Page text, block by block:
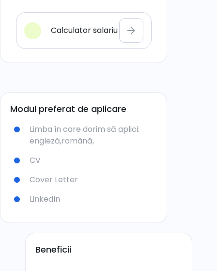
Calculator salariu arrow_forward
Modul preferat de aplicare
Limba în care dorim să aplici:
engleză,română,
CV
Cover Letter
LinkedIn
Beneficii